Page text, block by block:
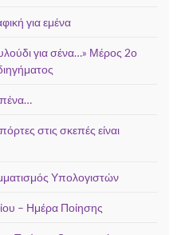
για εμένα
για σένα…» Μέρος 2ο
στις σκεπές είναι
Υπολογιστών
– Ημέρα Ποίησης